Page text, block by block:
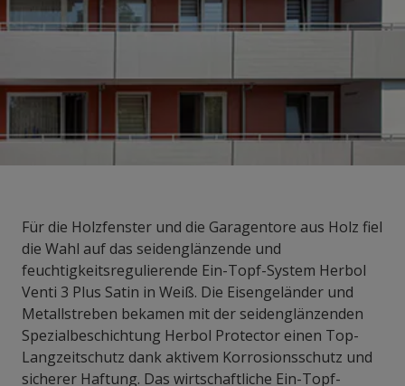
Für die Holzfenster und die Garagentore aus Holz fiel
die Wahl auf das seidenglänzende und
feuchtigkeitsregulierende Ein-Topf-System Herbol
Venti 3 Plus Satin in Weiß. Die Eisengeländer und
Metallstreben bekamen mit der seidenglänzenden
Spezialbeschichtung Herbol Protector einen Top-
Langzeitschutz dank aktivem Korrosionsschutz und
sicherer Haftung. Das wirtschaftliche Ein-Topf-